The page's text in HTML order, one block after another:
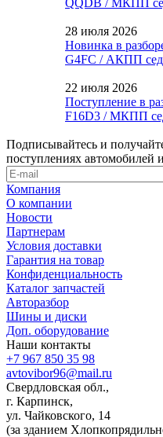
28 июля 2026
Новинка в
G4FC / АКПП
22 июля 2026
Поступление в
F16D3 / МКПП
Подписывайтесь и
поступлениях автомобилей
Компания
О компании
Новости
Партнерам
Условия доставки
Гарантия на товар
Конфиденциальность
Каталог запчастей
Авторазбор
Шины и диски
Доп. оборудование
Наши контакты
+7 967 850 35 98
avtovibor96@mail.ru
Свердловская обл.,
г. Карпинск,
ул. Чайковского, 14
(за зданием